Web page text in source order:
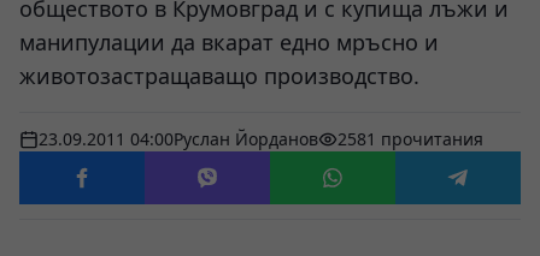
обществото в Крумовград и с купища лъжи и
манипулации да вкарат едно мръсно и
животозастращаващо производство.
23.09.2011 04:00Руслан Йорданов 2581 прочитания